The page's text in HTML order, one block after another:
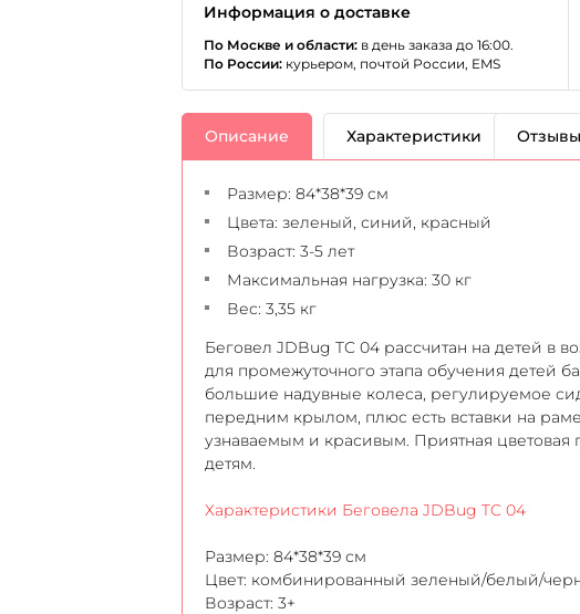
Информация о доставке
По Москве и области: в день заказа до 16:00.
По России: курьером, почтой России, EMS
Описание Характеристики
Размер: 84*38*39 см
Цвета: зеленый, синий, красный
Возраст: 3-5 лет
Максимальная нагрузка: 30 кг
Вес: 3,35 кг
Беговел JDBug TC 04 рассчитан на детей в
для промежуточного этапа обучения детей
большие надувные колеса, регулируемое
передним крылом, плюс есть вставки на
узнаваемым и красивым. Приятная цветовая
детям.
Характеристики Беговела JDBug TC 04
Размер: 84*38*39 см
Цвет: комбинированный зеленый/белый/
Возраст: 3+